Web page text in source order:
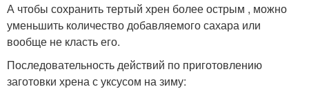
А чтобы сохранить тертый хрен более острым , можно
уменьшить количество добавляемого сахара или
вообще не класть его.
Последовательность действий по приготовлению
заготовки хрена с уксусом на зиму: